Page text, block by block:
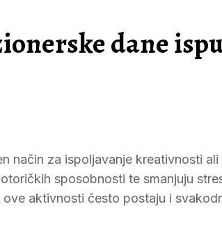
dane
način za ispoljavanje kreativnosti
sposobnosti te smanjuju
aktivnosti često postaju i